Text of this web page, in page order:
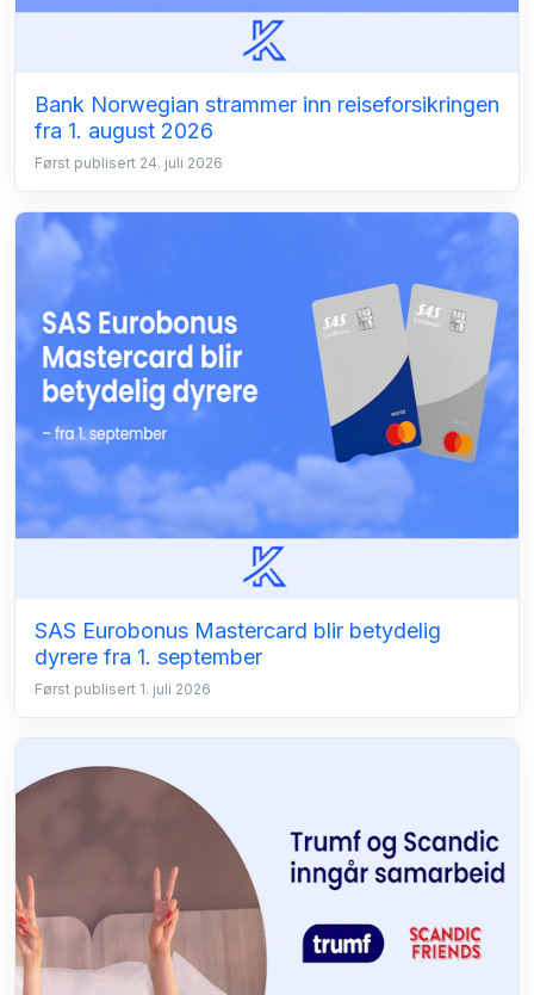
Bank Norwegian strammer inn reiseforsikringen
fra 1. august 2026
Først publisert 24. juli 2026
SAS Eurobonus Mastercard blir betydelig
dyrere fra 1. september
Først publisert 1. juli 2026